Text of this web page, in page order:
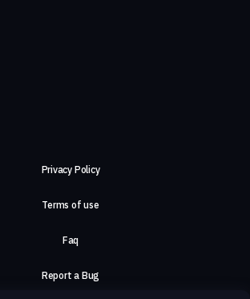
Privacy Policy
Terms of use
Faq
Report a Bug